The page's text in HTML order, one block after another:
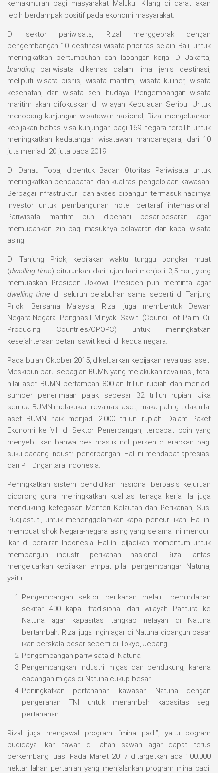
kemakmuran bagi masyarakat Maluku. Kilang di darat akan
lebih berdampak positif pada ekonomi masyarakat.
Di sektor pariwisata, Rizal menggebrak dengan
pengembangan 10 destinasi wisata prioritas selain Bali, untuk
meningkatkan pertumbuhan dan lapangan kerja. Di Jakarta,
branding pariwisata dikemas dalam lima jenis destinasi,
meliputi wisata bisnis, wisata maritim, wisata kuliner, wisata
kesehatan, dan wisata seni budaya. Pengembangan wisata
maritim akan difokuskan di wilayah Kepulauan Seribu. Untuk
menopang kunjungan wisatawan nasional, Rizal mengeluarkan
kebijakan bebas visa kunjungan bagi 169 negara terpilih untuk
meningkatkan kedatangan wisatawan mancanegara, dari 10
juta menjadi 20 juta pada 2019.
Di Danau Toba, dibentuk Badan Otoritas Pariwisata untuk
meningkatkan pendapatan dan kualitas pengelolaan kawasan.
Berbagai infrastruktur dan akses dibangun termasuk hadirnya
investor untuk pembangunan hotel bertaraf internasional.
Pariwisata maritim pun dibenahi besar-besaran agar
memudahkan izin bagi masuknya pelayaran dan kapal wisata
asing.
Di Tanjung Priok, kebijakan waktu tunggu bongkar muat
(dwelling time) diturunkan dari tujuh hari menjadi 3,5 hari, yang
memuaskan Presiden Jokowi. Presiden pun meminta agar
dwelling time di seluruh pelabuhan sama seperti di Tanjung
Priok. Bersama Malaysia, Rizal juga membentuk Dewan
Negara-Negara Penghasil Minyak Sawit (Council of Palm Oil
Producing Countries/CPOPC) untuk meningkatkan
kesejahteraan petani sawit kecil di kedua negara.
Pada bulan Oktober 2015, dikeluarkan kebijakan revaluasi aset.
Meskipun baru sebagian BUMN yang melakukan revaluasi, total
nilai aset BUMN bertambah 800-an triliun rupiah dan menjadi
sumber penerimaan pajak sebesar 32 triliun rupiah. Jika
semua BUMN melakukan revaluasi aset, maka paling tidak nilai
aset BUMN naik menjadi 2.000 triliun rupiah. Dalam Paket
Ekonomi ke VIII di Sektor Penerbangan, terdapat poin yang
menyebutkan bahwa bea masuk nol persen diterapkan bagi
suku cadang industri penerbangan. Hal ini mendapat apresiasi
dari PT Dirgantara Indonesia.
Peningkatkan sistem pendidikan nasional berbasis kejuruan
didorong guna meningkatkan kualitas tenaga kerja. Ia juga
mendukung ketegasan Menteri Kelautan dan Perikanan, Susi
Pudjiastuti, untuk menenggelamkan kapal pencuri ikan. Hal ini
membuat shok Negara-negara asing yang selama ini mencuri
ikan di perairan Indonesia. Hal ini dijadikan momentum untuk
membangun industri perikanan nasional. Rizal lantas
mengeluarkan kebijakan empat pilar pengembangan Natuna,
yaitu:
Pengembangan sektor perikanan melalui pemindahan
sekitar 400 kapal tradisional dari wilayah Pantura ke
Natuna agar kapasitas tangkap nelayan di Natuna
bertambah. Rizal juga ingin agar di Natuna dibangun pasar
ikan berskala besar seperti di Tokyo, Jepang.
Pengembangan pariwisata di Natuna
Pengembangkan industri migas dan pendukung, karena
cadangan migas di Natuna cukup besar.
Peningkatkan pertahanan kawasan Natuna dengan
pengerahan TNI untuk menambah kapasitas segi
pertahanan.
Rizal juga mengawal program “mina padi”, yaitu pogram
budidaya ikan tawar di lahan sawah agar dapat terus
berkembang luas. Pada Maret 2017 ditargetkan ada 100.000
hektar lahan pertanian yang menjalankan program mina padi.